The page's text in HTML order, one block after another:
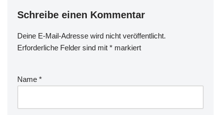
Schreibe einen Kommentar
Deine E-Mail-Adresse wird nicht veröffentlicht.
Erforderliche Felder sind mit * markiert
Name *